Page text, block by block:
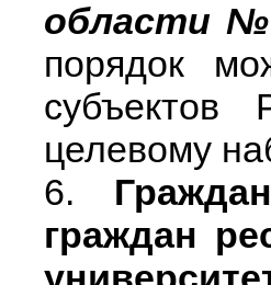
области №
порядок
целевому
6.
граждан